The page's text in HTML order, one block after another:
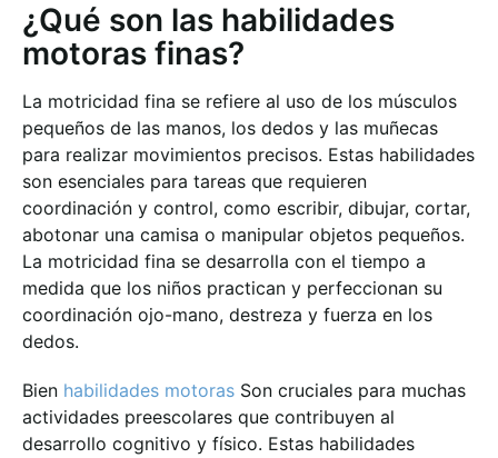
¿Qué son las habilidades
motoras finas?
La motricidad fina se refiere al uso de los músculos
pequeños de las manos, los dedos y las muñecas
para realizar movimientos precisos. Estas habilidades
son esenciales para tareas que requieren
coordinación y control, como escribir, dibujar, cortar,
abotonar una camisa o manipular objetos pequeños.
La motricidad fina se desarrolla con el tiempo a
medida que los niños practican y perfeccionan su
coordinación ojo-mano, destreza y fuerza en los
dedos.
Bien habilidades motoras Son cruciales para muchas
actividades preescolares que contribuyen al
desarrollo cognitivo y físico. Estas habilidades